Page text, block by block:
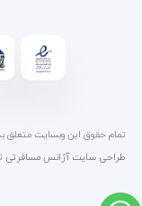
تمام حقوق این وبسایت متعلق
طراحی سایت آژانس مسافرتی